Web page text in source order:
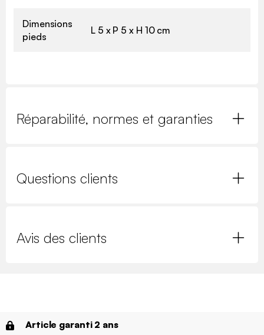
Dimensions
pieds
L 5 x P 5 x H 10 cm
Réparabilité, normes et garanties
Questions clients
Avis des clients
Article garanti 2 ans